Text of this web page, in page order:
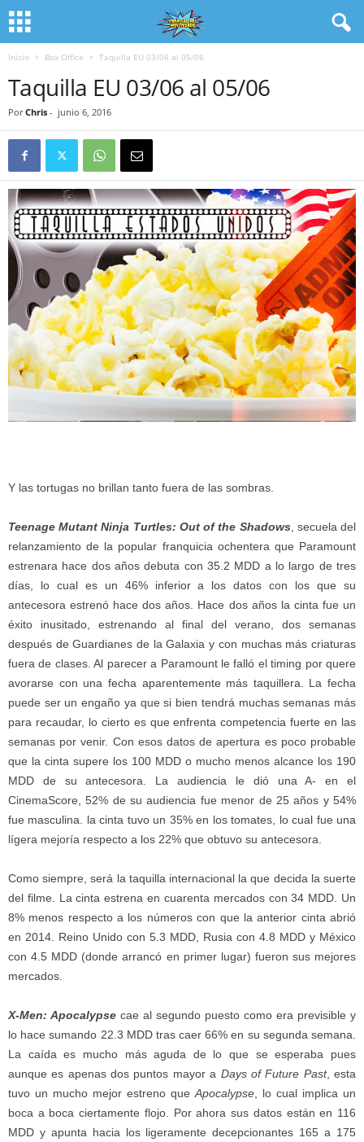
Inicio Box Office Taquilla EU 03/06 al 05/06
Taquilla EU 03/06 al 05/06
Por Chris - junio 6, 2016
Y las tortugas no brillan tanto fuera de las sombras.
Teenage Mutant Ninja Turtles: Out of the Shadows, secuela del
relanzamiento de la popular franquicia ochentera que Paramount
estrenara hace dos años debuta con 35.2 MDD a lo largo de tres
días, lo cual es un 46% inferior a los datos con los que su
antecesora estrenó hace dos años. Hace dos años la cinta fue un
éxito inusitado, estrenando al final del verano, dos semanas
después de Guardianes de la Galaxia y con muchas más criaturas
fuera de clases. Al parecer a Paramount le falló el timing por quere
avorarse con una fecha aparentemente más taquillera. La fecha
puede ser un engaño ya que si bien tendrá muchas semanas más
para recaudar, lo cierto es que enfrenta competencia fuerte en las
semanas por venir. Con esos datos de apertura es poco probable
que la cinta supere los 100 MDD o mucho menos alcance los 190
MDD de su antecesora. La audiencia le dió una A- en el
CinemaScore, 52% de su audiencia fue menor de 25 años y 54%
fue masculina. la cinta tuvo un 35% en los tomates, lo cual fue una
lígera mejoría respecto a los 22% que obtuvo su antecesora.
Como siempre, será la taquilla internacional la que decida la suerte
del filme. La cinta estrena en cuarenta mercados con 34 MDD. Un
8% menos respecto a los números con que la anterior cinta abrió
en 2014. Reino Unido con 5.3 MDD, Rusia con 4.8 MDD y México
con 4.5 MDD (donde arrancó en primer lugar) fueron sus mejores
mercados.
X-Men: Apocalypse cae al segundo puesto como era previsible y
lo hace sumando 22.3 MDD tras caer 66% en su segunda semana.
La caída es mucho más aguda de lo que se esperaba pues
aunque es apenas dos puntos mayor a Days of Future Past, esta
tuvo un mucho mejor estreno que Apocalypse , lo cual implica un
boca a boca ciertamente flojo. Por ahora sus datos están en 116
MDD y apunta hacia los ligeramente decepcionantes 165 a 175